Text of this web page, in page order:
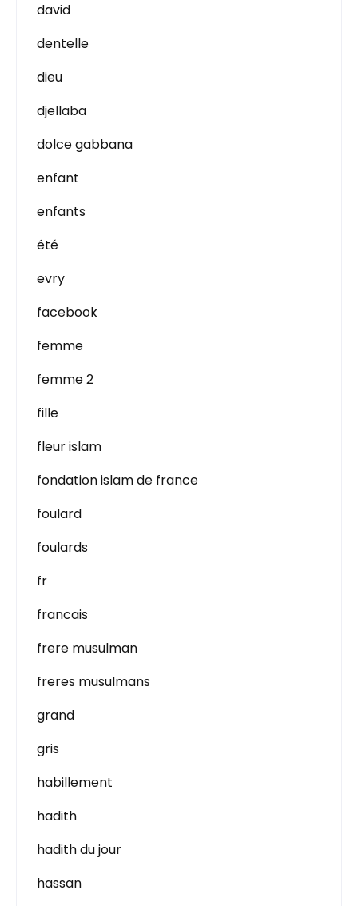
david
dentelle
dieu
djellaba
dolce gabbana
enfant
enfants
été
evry
facebook
femme
femme 2
fille
fleur islam
fondation islam de france
foulard
foulards
fr
francais
frere musulman
freres musulmans
grand
gris
habillement
hadith
hadith du jour
hassan